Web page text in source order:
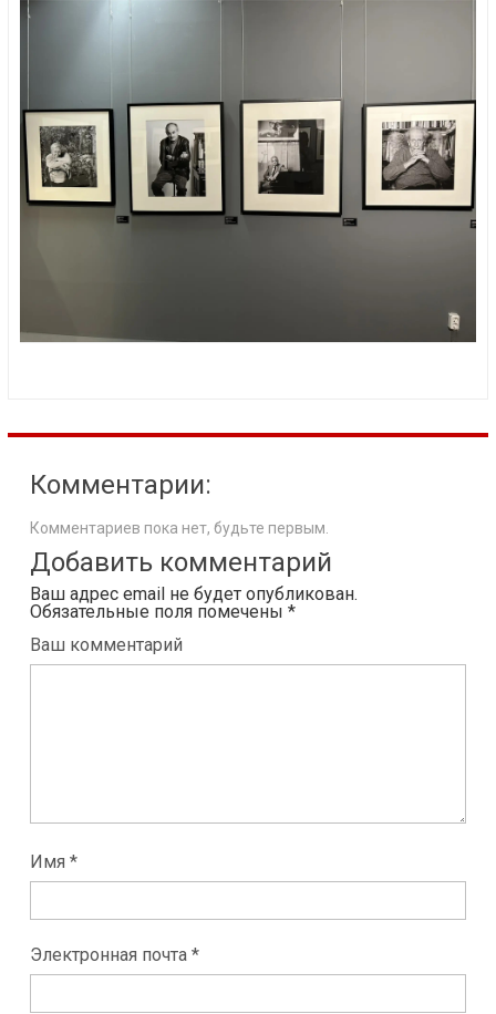
Комментарии:
Комментариев пока нет, будьте первым.
Добавить комментарий
Ваш адрес email не будет опубликован.
Обязательные поля помечены *
Ваш комментарий
Имя *
Электронная почта *